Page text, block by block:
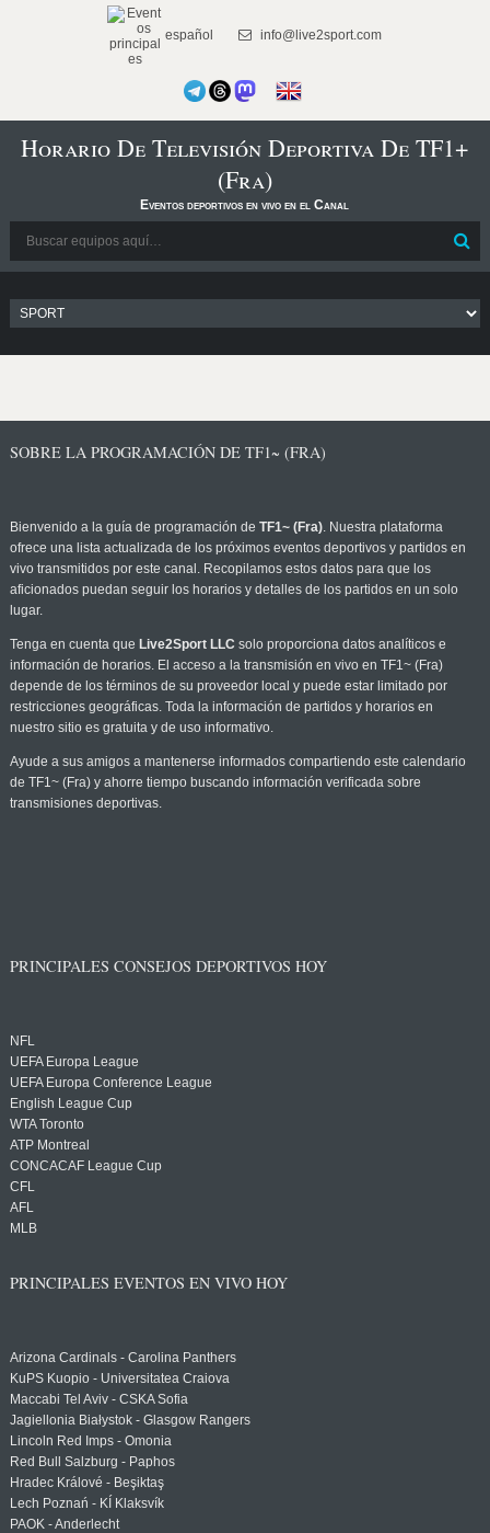
español info@live2sport.com
Horario De Televisión Deportiva De TF1+
(Fra)
Eventos deportivos en vivo en el Canal
SOBRE LA PROGRAMACIÓN DE TF1~ (FRA)
Bienvenido a la guía de programación de TF1~ (Fra). Nuestra plataforma
ofrece una lista actualizada de los próximos eventos deportivos y partidos en
vivo transmitidos por este canal. Recopilamos estos datos para que los
aficionados puedan seguir los horarios y detalles de los partidos en un solo
lugar.
Tenga en cuenta que Live2Sport LLC solo proporciona datos analíticos e
información de horarios. El acceso a la transmisión en vivo en TF1~ (Fra)
depende de los términos de su proveedor local y puede estar limitado por
restricciones geográficas. Toda la información de partidos y horarios en
nuestro sitio es gratuita y de uso informativo.
Ayude a sus amigos a mantenerse informados compartiendo este calendario
de TF1~ (Fra) y ahorre tiempo buscando información verificada sobre
transmisiones deportivas.
PRINCIPALES CONSEJOS DEPORTIVOS HOY
NFL
UEFA Europa League
UEFA Europa Conference League
English League Cup
WTA Toronto
ATP Montreal
CONCACAF League Cup
CFL
AFL
MLB
PRINCIPALES EVENTOS EN VIVO HOY
Arizona Cardinals - Carolina Panthers
KuPS Kuopio - Universitatea Craiova
Maccabi Tel Aviv - CSKA Sofia
Jagiellonia Białystok - Glasgow Rangers
Lincoln Red Imps - Omonia
Red Bull Salzburg - Paphos
Hradec Králové - Beşiktaş
Lech Poznań - KÍ Klaksvík
PAOK - Anderlecht